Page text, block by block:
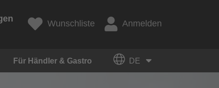
Wunschliste Anmelden
Für Händler & Gastro DE